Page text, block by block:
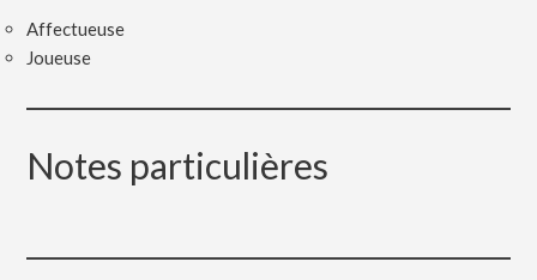
Affectueuse
Joueuse
Notes particulières